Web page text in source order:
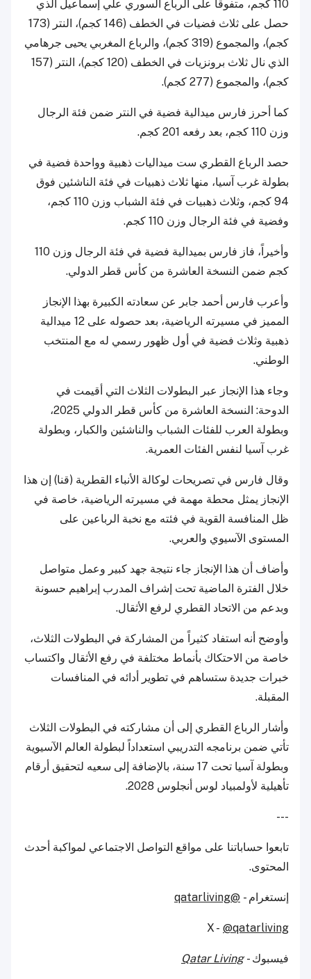
110 كجم، متفوقاً على الرباع السوري علي إسماعيل الذي
حصل على ثلاث فضيات في الخطف (146 كجم)، النتر (173
كجم)، والمجموع (319 كجم)، والرباع المغربي يحيى جرهامي
الذي نال ثلاث برونزيات في الخطف (120 كجم)، النتر (157
كجم)، والمجموع (277 كجم).
كما أحرز فارس ميدالية فضية في النتر ضمن فئة الرجال
وزن 110 كجم، بعد رفعه 201 كجم.
حصد الرباع القطري ست ميداليات ذهبية وواحدة فضية في
بطولة غرب آسيا، منها ثلاث ذهبيات في فئة الناشئين فوق
94 كجم، وثلاث ذهبيات في فئة الشباب وزن 110 كجم،
وفضية في فئة الرجال وزن 110 كجم.
وأخيراً، فاز فارس بميدالية فضية في فئة الرجال وزن 110
كجم ضمن النسخة العاشرة من كأس قطر الدولي.
وأعرب فارس أحمد جابر عن سعادته الكبيرة بهذا الإنجاز
المميز في مسيرته الرياضية، بعد حصوله على 12 ميدالية
ذهبية وثلاث فضية في أول ظهور رسمي له مع المنتخب
الوطني.
وجاء هذا الإنجاز عبر البطولات الثلاث التي أقيمت في
الدوحة: النسخة العاشرة من كأس قطر الدولي 2025،
وبطولة العرب للفئات الشباب والناشئين والكبار، وبطولة
غرب آسيا لنفس الفئات العمرية.
وقال فارس في تصريحات لوكالة الأنباء القطرية (قنا) إن هذا
الإنجاز يمثل محطة مهمة في مسيرته الرياضية، خاصة في
ظل المنافسة القوية في فئته مع نخبة الرباعين على
المستوى الآسيوي والعربي.
وأضاف أن هذا الإنجاز جاء نتيجة جهد كبير وعمل متواصل
خلال الفترة الماضية تحت إشراف المدرب إبراهيم حسونة
وبدعم من الاتحاد القطري لرفع الأثقال.
وأوضح أنه استفاد كثيراً من المشاركة في البطولات الثلاث،
خاصة من الاحتكاك بأنماط مختلفة في رفع الأثقال واكتساب
خبرات جديدة ستساهم في تطوير أدائه في المنافسات
المقبلة.
وأشار الرباع القطري إلى أن مشاركته في البطولات الثلاث
تأتي ضمن برنامجه التدريبي استعداداً لبطولة العالم الآسيوية
وبطولة آسيا تحت 17 سنة، بالإضافة إلى سعيه لتحقيق أرقام
تأهيلية لأولمبياد لوس أنجلوس 2028.
---
تابعوا حساباتنا على مواقع التواصل الاجتماعي لمواكبة أحدث
المحتوى.
إنستغرام - @qatarliving
X - @qatarliving
فيسبوك -Qatar Living